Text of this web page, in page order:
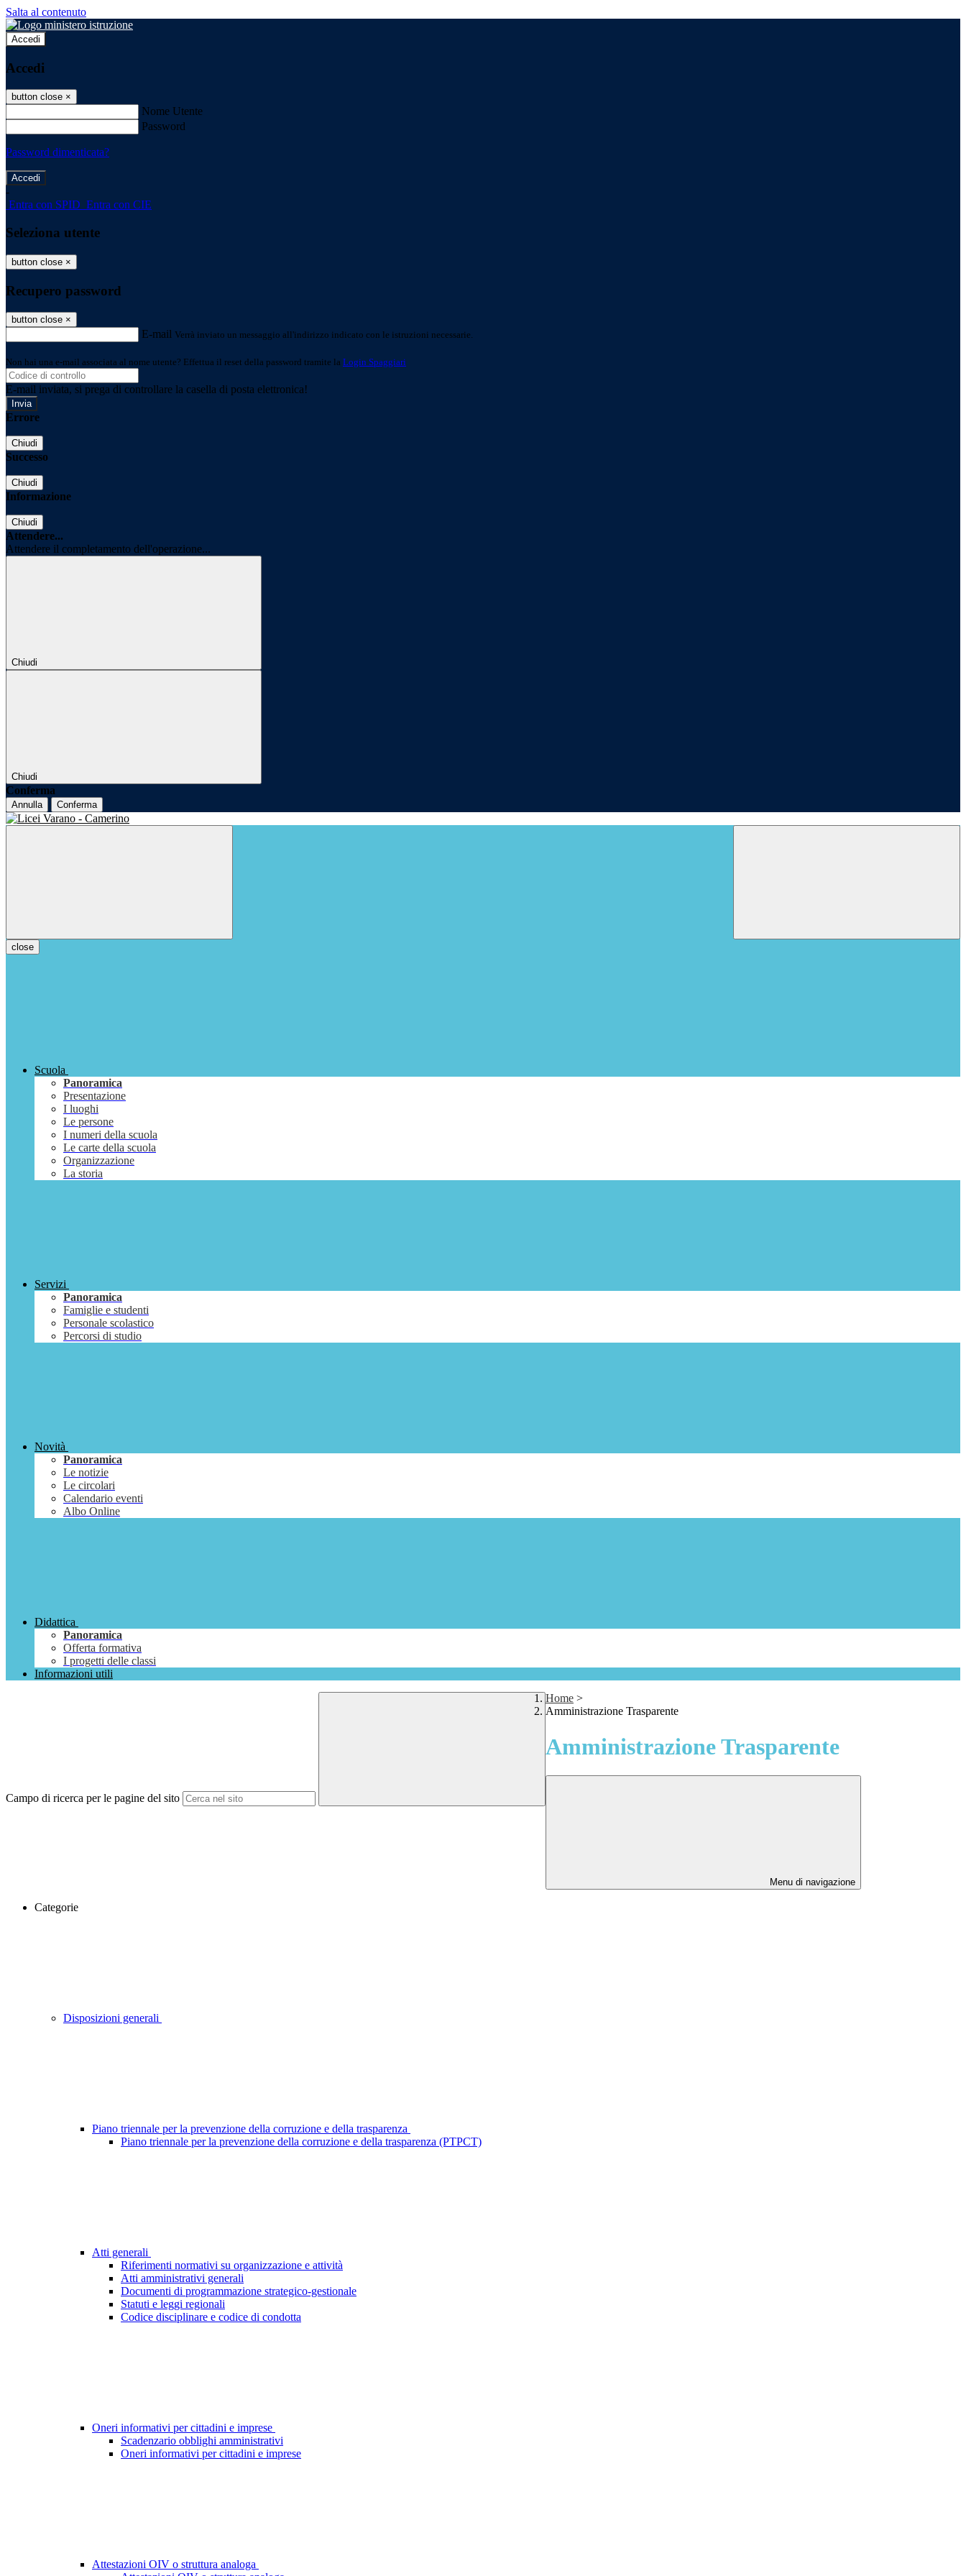
Salta al contenuto
Accedi
Accedi
button close ×
Nome Utente
Password
Password dimenticata?
-
Entra con SPID Entra con CIE
Seleziona utente
button close ×
Recupero password
button close ×
E-mail Verrà inviato un messaggio all'indirizzo indicato con le istruzioni necessarie.
Non hai una e-mail associata al nome utente? Effettua il reset della password tramite la Login Spaggiari
E-mail inviata, si prega di controllare la casella di posta elettronica!
Errore
Chiudi
Successo
Chiudi
Informazione
Chiudi
Attendere...
Attendere il completamento dell'operazione...
Chiudi
Chiudi
Conferma
Annulla Conferma
close
Scuola
Panoramica
Presentazione
I luoghi
Le persone
I numeri della scuola
Le carte della scuola
Organizzazione
La storia
Servizi
Panoramica
Famiglie e studenti
Personale scolastico
Percorsi di studio
Novità
Panoramica
Le notizie
Le circolari
Calendario eventi
Albo Online
Didattica
Panoramica
Offerta formativa
I progetti delle classi
Informazioni utili
Campo di ricerca per le pagine del sito
Home >
Amministrazione Trasparente
Amministrazione Trasparente
Menu di navigazione
Categorie
Disposizioni generali
Piano triennale per la prevenzione della corruzione e della trasparenza
Piano triennale per la prevenzione della corruzione e della trasparenza (PTPCT)
Atti generali
Riferimenti normativi su organizzazione e attività
Atti amministrativi generali
Documenti di programmazione strategico-gestionale
Statuti e leggi regionali
Codice disciplinare e codice di condotta
Oneri informativi per cittadini e imprese
Scadenzario obblighi amministrativi
Oneri informativi per cittadini e imprese
Attestazioni OIV o struttura analoga